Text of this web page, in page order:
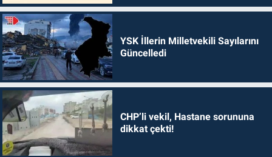
YSK İllerin Milletvekili Sayılarını
Güncelledi
CHP’li vekil, Hastane sorununa
dikkat çekti!